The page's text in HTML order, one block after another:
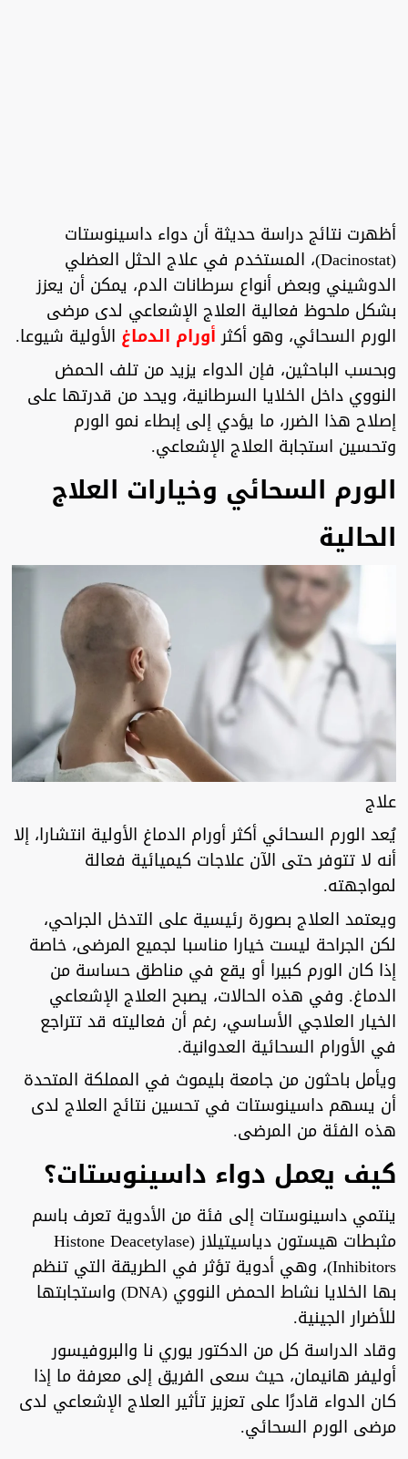
أظهرت نتائج دراسة حديثة أن دواء داسينوستات
(Dacinostat)، المستخدم في علاج الحثل العضلي
الدوشيني وبعض أنواع سرطانات الدم، يمكن أن يعزز
بشكل ملحوظ فعالية العلاج الإشعاعي لدى مرضى
الورم السحائي، وهو أكثرأورام الدماغ الأولية شيوعا.
وبحسب الباحثين، فإن الدواء يزيد من تلف الحمض
النووي داخل الخلايا السرطانية، ويحد من قدرتها على
إصلاح هذا الضرر، ما يؤدي إلى إبطاء نمو الورم
وتحسين استجابة العلاج الإشعاعي.
الورم السحائي وخيارات العلاج
الحالية
علاج
يُعد الورم السحائي أكثر أورام الدماغ الأولية انتشارا، إلا
أنه لا تتوفر حتى الآن علاجات كيميائية فعالة
لمواجهته.
ويعتمد العلاج بصورة رئيسية على التدخل الجراحي،
لكن الجراحة ليست خيارا مناسبا لجميع المرضى، خاصة
إذا كان الورم كبيرا أو يقع في مناطق حساسة من
الدماغ. وفي هذه الحالات، يصبح العلاج الإشعاعي
الخيار العلاجي الأساسي، رغم أن فعاليته قد تتراجع
في الأورام السحائية العدوانية.
ويأمل باحثون من جامعة بليموث في المملكة المتحدة
أن يسهم داسينوستات في تحسين نتائج العلاج لدى
هذه الفئة من المرضى.
كيف يعمل دواء داسينوستات؟
ينتمي داسينوستات إلى فئة من الأدوية تعرف باسم
مثبطات هيستون دياسيتيلاز (Histone Deacetylase
Inhibitors)، وهي أدوية تؤثر في الطريقة التي تنظم
بها الخلايا نشاط الحمض النووي (DNA) واستجابتها
للأضرار الجينية.
وقاد الدراسة كل من الدكتور يوري نا والبروفيسور
أوليفر هانيمان، حيث سعى الفريق إلى معرفة ما إذا
كان الدواء قادرًا على تعزيز تأثير العلاج الإشعاعي لدى
مرضى الورم السحائي.